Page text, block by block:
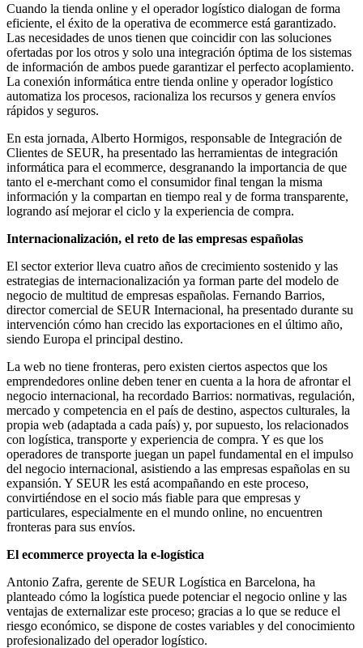
Cuando la tienda online y el operador logístico dialogan de forma
eficiente, el éxito de la operativa de ecommerce está garantizado.
Las necesidades de unos tienen que coincidir con las soluciones
ofertadas por los otros y solo una integración óptima de los sistemas
de información de ambos puede garantizar el perfecto acoplamiento.
La conexión informática entre tienda online y operador logístico
automatiza los procesos, racionaliza los recursos y genera envíos
rápidos y seguros.
En esta jornada, Alberto Hormigos, responsable de Integración de
Clientes de SEUR, ha presentado las herramientas de integración
informática para el ecommerce, desgranando la importancia de que
tanto el e-merchant como el consumidor final tengan la misma
información y la compartan en tiempo real y de forma transparente,
logrando así mejorar el ciclo y la experiencia de compra.
Internacionalización, el reto de las empresas españolas
El sector exterior lleva cuatro años de crecimiento sostenido y las
estrategias de internacionalización ya forman parte del modelo de
negocio de multitud de empresas españolas. Fernando Barrios,
director comercial de SEUR Internacional, ha presentado durante su
intervención cómo han crecido las exportaciones en el último año,
siendo Europa el principal destino.
La web no tiene fronteras, pero existen ciertos aspectos que los
emprendedores online deben tener en cuenta a la hora de afrontar el
negocio internacional, ha recordado Barrios: normativas, regulación,
mercado y competencia en el país de destino, aspectos culturales, la
propia web (adaptada a cada país) y, por supuesto, los relacionados
con logística, transporte y experiencia de compra. Y es que los
operadores de transporte juegan un papel fundamental en el impulso
del negocio internacional, asistiendo a las empresas españolas en su
expansión. Y SEUR les está acompañando en este proceso,
convirtiéndose en el socio más fiable para que empresas y
particulares, especialmente en el mundo online, no encuentren
fronteras para sus envíos.
El ecommerce proyecta la e-logística
Antonio Zafra, gerente de SEUR Logística en Barcelona, ha
planteado cómo la logística puede potenciar el negocio online y las
ventajas de externalizar este proceso; gracias a lo que se reduce el
riesgo económico, se dispone de costes variables y del conocimiento
profesionalizado del operador logístico.